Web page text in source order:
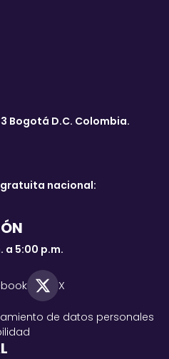
Bogotá D.C. Colombia.
gratuita nacional:
a 5:00 p.m.
X
de datos personales